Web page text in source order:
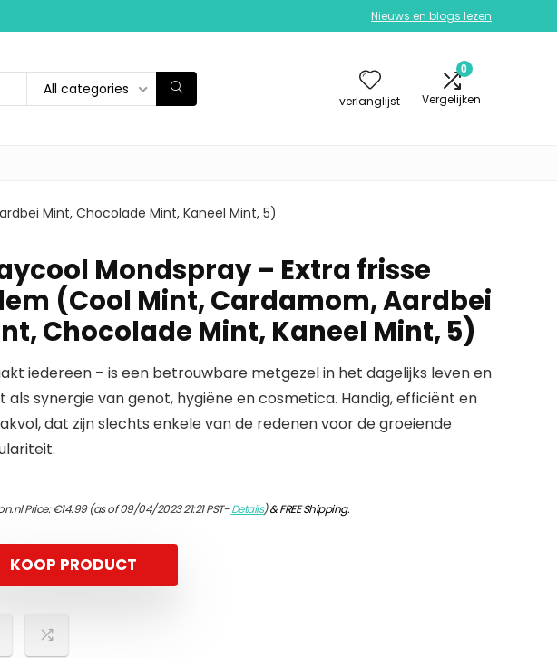
Nieuws en blogs lezen
All categories
verlanglijst
0
Vergelijken
Mint, Chocolade Mint, Kaneel Mint, 5)
Mondspray – Extra frisse
(Cool Mint, Cardamom, Aardbei
Chocolade Mint, Kaneel Mint, 5)
iedereen – is een betrouwbare metgezel in het dagelijks leven en
als synergie van genot, hygiëne en cosmetica. Handig, efficiënt en
dat zijn slechts enkele van de redenen voor de groeiende
Price:€14.99(as of 09/04/2023 21:21 PST-Details)&FREE Shipping.
KOOP PRODUCT